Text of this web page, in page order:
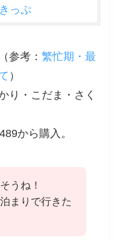
っぷ
参考 ：繁忙期・最
）
り・こだま・さく
から購入。
うね！
まりで行きた